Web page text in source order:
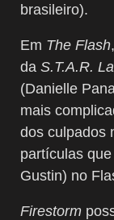
brasileiro).
Em The Flash
da S.T.A.R.
(Danielle
mais
dos culpados
partículas
Gustin) no
Firestorm